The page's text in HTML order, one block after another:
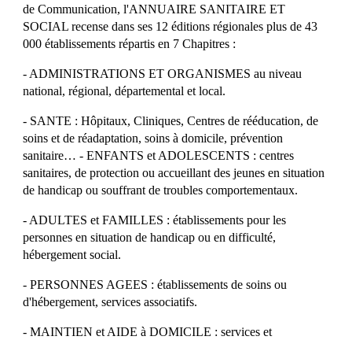
de Communication, l'ANNUAIRE SANITAIRE ET
SOCIAL recense dans ses 12 éditions régionales plus de 43
000 établissements répartis en 7 Chapitres :
- ADMINISTRATIONS ET ORGANISMES au niveau
national, régional, départemental et local.
- SANTE : Hôpitaux, Cliniques, Centres de rééducation, de
soins et de réadaptation, soins à domicile, prévention
sanitaire… - ENFANTS et ADOLESCENTS : centres
sanitaires, de protection ou accueillant des jeunes en situation
de handicap ou souffrant de troubles comportementaux.
- ADULTES et FAMILLES : établissements pour les
personnes en situation de handicap ou en difficulté,
hébergement social.
- PERSONNES AGEES : établissements de soins ou
d'hébergement, services associatifs.
- MAINTIEN et AIDE à DOMICILE : services et